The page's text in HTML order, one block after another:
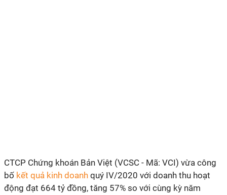
CTCP Chứng khoán Bản Việt (VCSC - Mã: VCI) vừa công
bố kết quả kinh doanh quý IV/2020 với doanh thu hoạt
động đạt 664 tỷ đồng, tăng 57% so với cùng kỳ năm